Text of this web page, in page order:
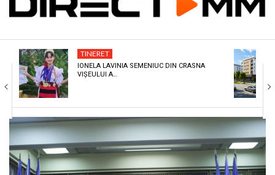
COMUNITATE
CULTURA
ECONOMIE
SANATATE
SPORT
SPECIAL
TINERET
IONELA LAVINIA SEMENIUC DIN CRASNA
VIȘEULUI A…